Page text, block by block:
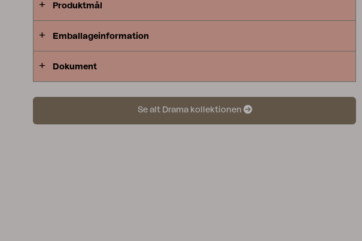
Produktmål
Emballageinformation
Dokument
Se alt Drama kollektionen